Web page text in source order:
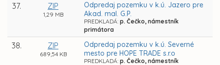
37. ZIP
1,29 MB
Odpredaj pozemku v k.ú. Jazero pre
Akad. mal. G.P.
PREDKLADÁ: p. Čečko, námestník
primátora
38. ZIP
689,54 KB
Odpredaj pozemku v k.ú. Severné
mesto pre HOPE TRADE s.r.o
PREDKLADÁ: p. Čečko, námestník